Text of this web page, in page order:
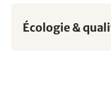
Écologie &